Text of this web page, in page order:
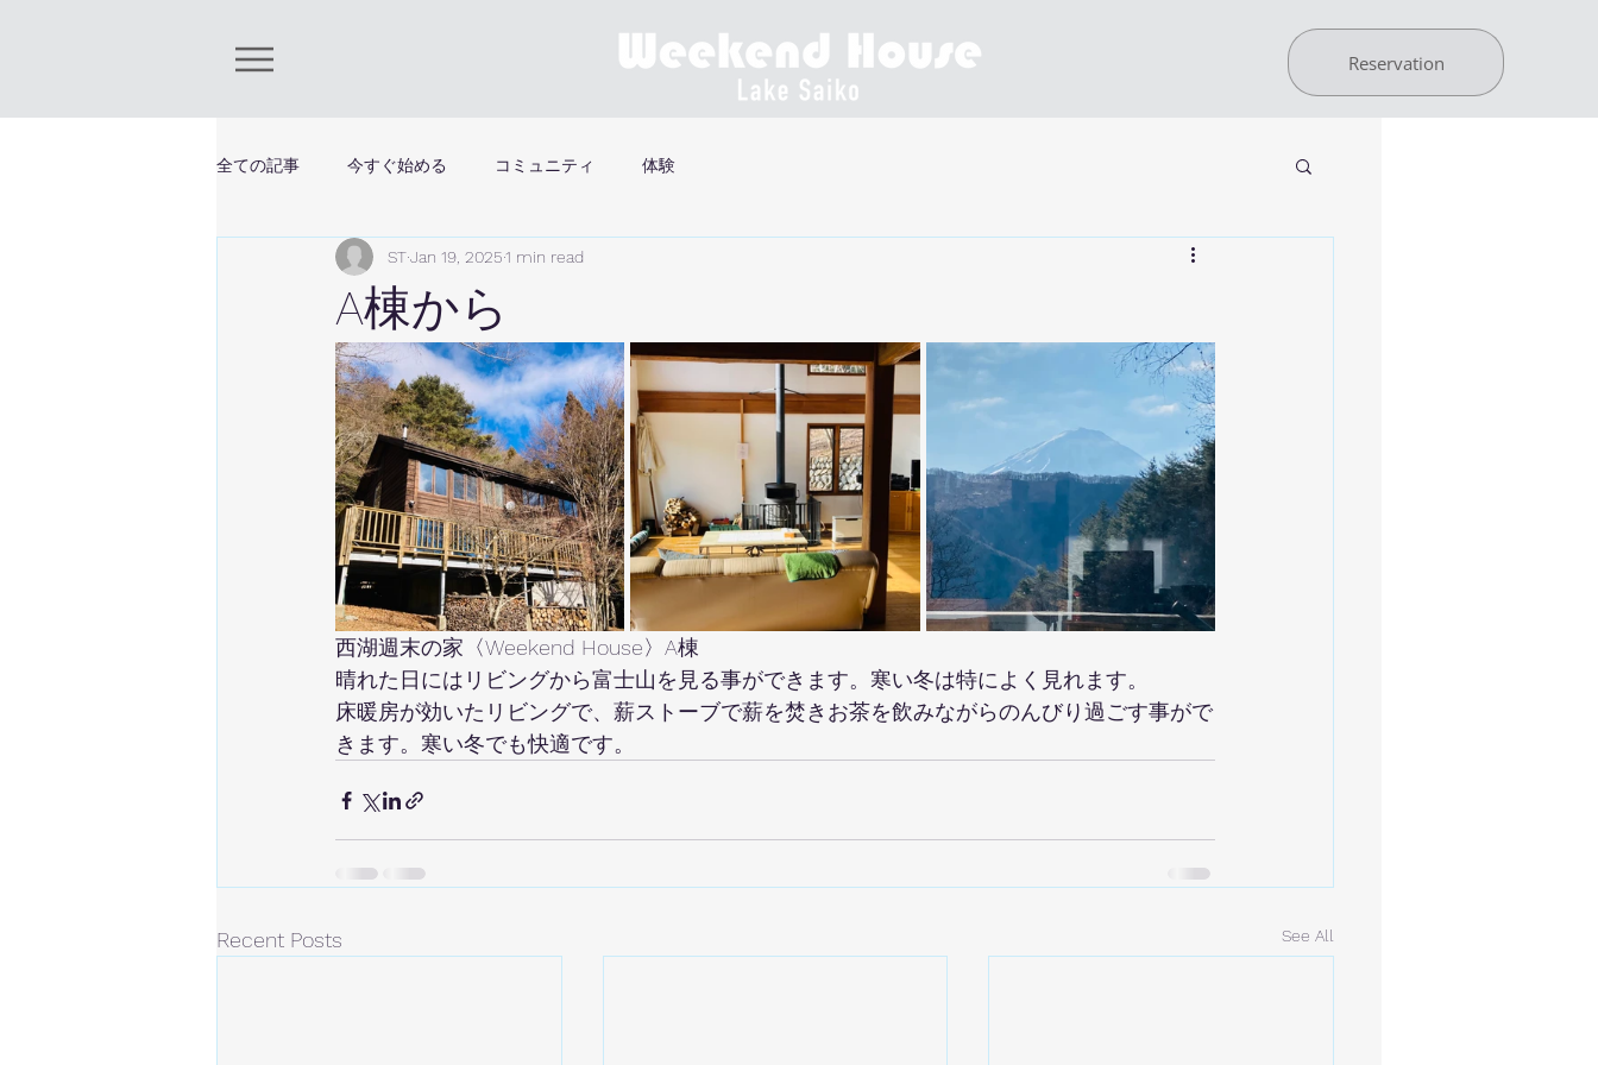
Reservation
全ての記事 今すぐ始める コミュニティ 体験
A棟から
STJan 19, 20251 min read
西湖週末の家〈Weekend House〉A棟
晴れた日にはリビングから富士山を見る事ができます。寒い冬は特によく見れます。
床暖房が効いたリビングで、薪ストーブで薪を焚きお茶を飲みながらのんびり過ごす事がで
きます。寒い冬でも快適です。
Recent Posts See All